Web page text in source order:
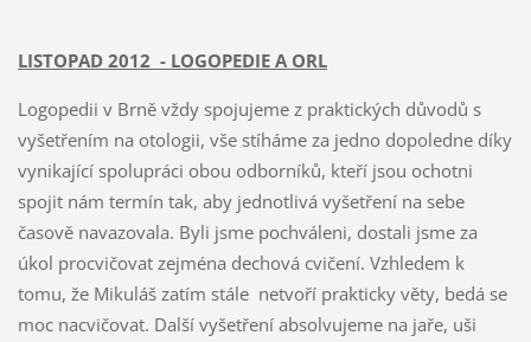
LISTOPAD 2012 - LOGOPEDIE A ORL
Logopedii v Brně vždy spojujeme z praktických důvodů s
vyšetřením na otologii, vše stíháme za jedno dopoledne díky
vynikající spolupráci obou odborníků, kteří jsou ochotni
spojit nám termín tak, aby jednotlivá vyšetření na sebe
časově navazovala. Byli jsme pochváleni, dostali jsme za
úkol procvičovat zejména dechová cvičení. Vzhledem k
tomu, že Mikuláš zatím stále netvoří prakticky věty, bedá se
moc nacvičovat. Další vyšetření absolvujeme na jaře, uši